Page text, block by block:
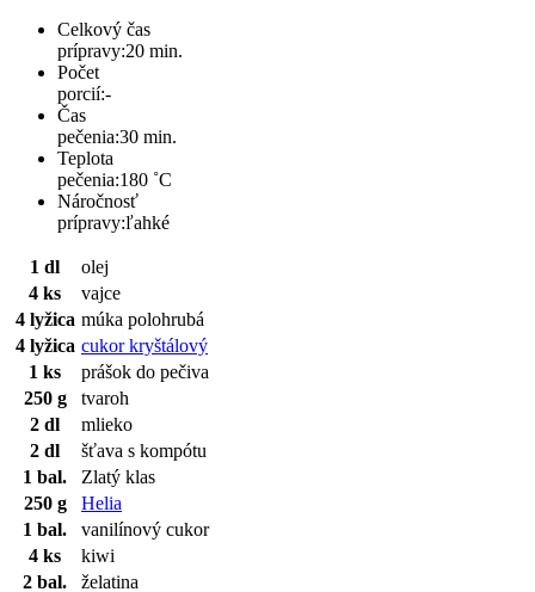
Celkový čas
prípravy:20 min.
Počet
porcií:-
Čas
pečenia:30 min.
Teplota
pečenia:180 ˚C
Náročnosť
prípravy:ľahké
1 dl
olej
4 ks
vajce
4 lyžica múka polohrubá
4 lyžica cukor kryštálový
1 ks
prášok do pečiva
250 g
tvaroh
2 dl
mlieko
2 dl
šťava s kompótu
1 bal.
Zlatý klas
250 g
Helia
1 bal.
vanilínový cukor
4 ks
kiwi
2 bal.
želatina